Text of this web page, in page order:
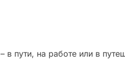
– в пути, на работе или в